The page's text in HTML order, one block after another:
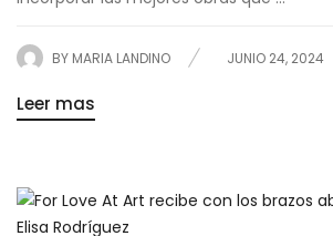
BY MARIA LANDINO JUNIO 24, 2024
Leer mas